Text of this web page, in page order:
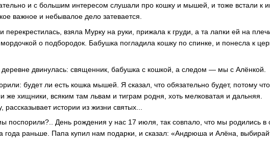
и с большим интересом слушали про кошку и мышей, и тоже встали к
важное и небывалое дело затевается.
перекрестилась, взяла Мурку на руки, прижала к груди, а та лапки ей на
о подбородок. Бабушка погладила кошку по спинке, и понесла к
двинулась: священник, бабушка с кошкой, а следом — мы с Алёнкой.
будет ли есть кошка мышей. Я сказал, что обязательно будет, потому что
же хищники, всяким там львам и тиграм родня, хоть мелковатая и дальняя.
истории из жизни святых...
поспорили?.. День рождения у нас 17 июля, так совпало, что мы родились в
года раньше. Папа купил нам подарки, и сказал: «Андрюша и Алёна,